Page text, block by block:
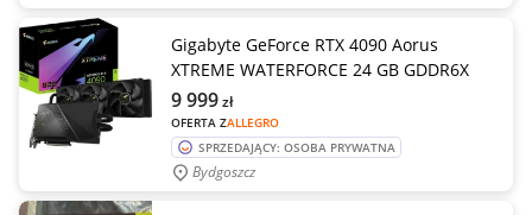
Gigabyte GeForce RTX 4090 Aorus
XTREME WATERFORCE 24 GB GDDR6X
OFERTA ZALLEGRO
9 999zł
SPRZEDAJĄCY: OSOBA PRYWATNA
Bydgoszcz